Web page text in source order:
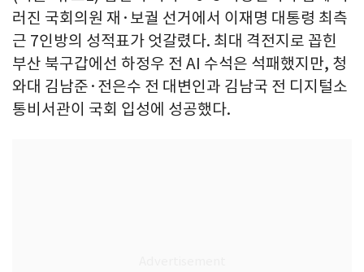
러진 국회의원 재·보궐 선거에서 이재명 대통령 최측
근 7인방의 성적표가 엇갈렸다. 최대 격전지로 꼽힌
부산 북구갑에선 하정우 전 AI 수석은 석패했지만, 청
와대 김남준·전은수 전 대변인과 김남국 전 디지털소
통비서관이 국회 입성에 성공했다.